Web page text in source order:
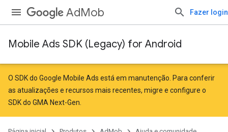
AdMob Fazer login
Mobile Ads SDK (Legacy) for Android
O SDK do Google Mobile Ads está em manutenção. Para conferir
as atualizações e recursos mais recentes, migre e configure o
SDK do GMA Next-Gen